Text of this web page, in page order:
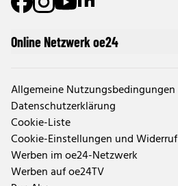
Online Netzwerk oe24
Allgemeine Nutzungsbedingungen
Datenschutzerklärung
Cookie-Liste
Cookie-Einstellungen und Widerruf
Werben im oe24-Netzwerk
Werben auf oe24TV